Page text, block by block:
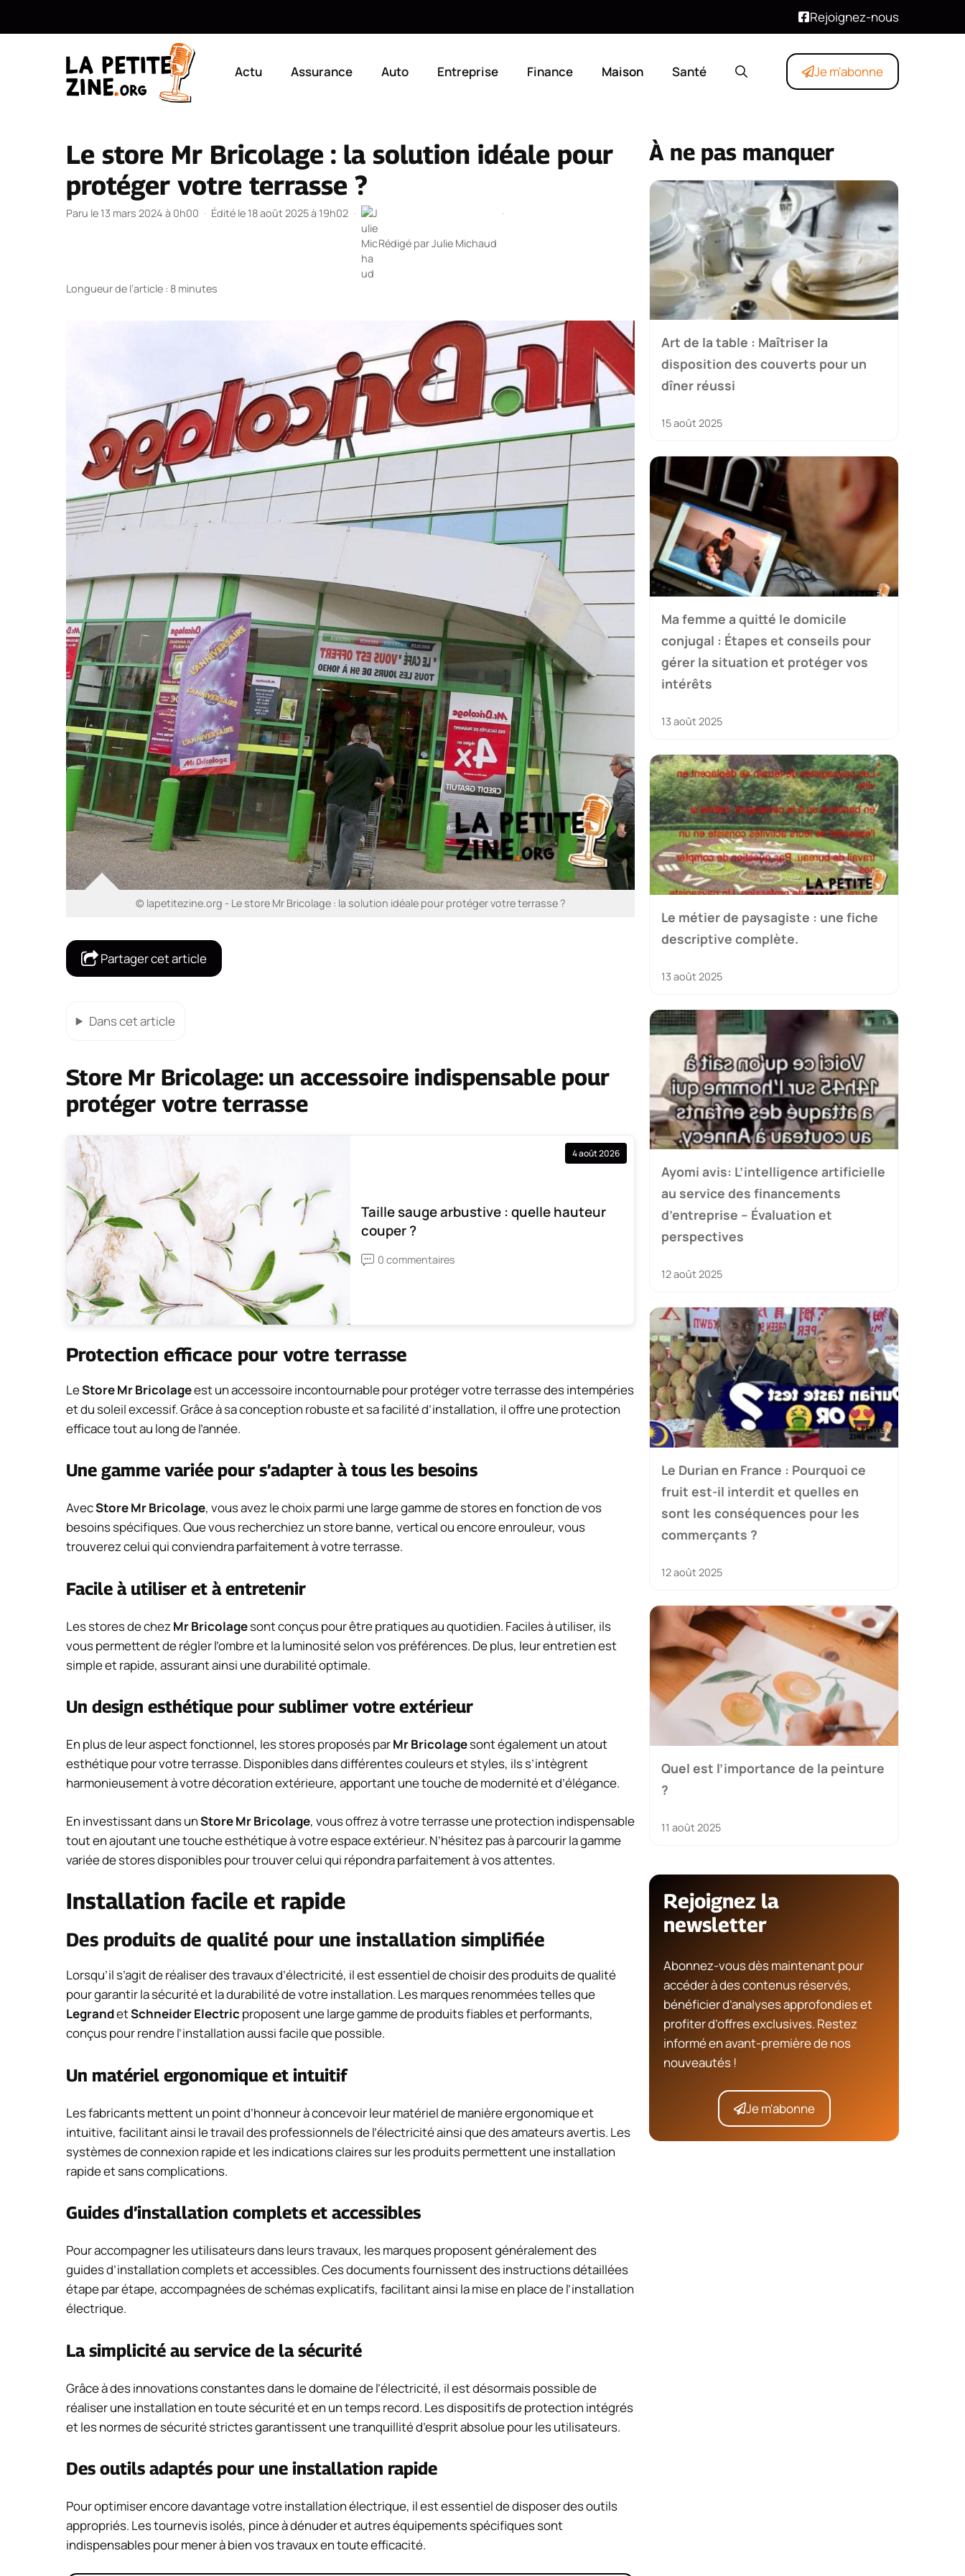
Rejoignez-nous
Actu Assurance Auto Entreprise Finance Maison Santé Je m'abonne
Le store Mr Bricolage : la solution idéale pour
protéger votre terrasse ?
Paru le 13 mars 2024 à 0h00 · Édité le 18 août 2025 à 19h02 ·
Rédigé parJulie Michaud
·
Longueur de l’article : 8 minutes
© lapetitezine.org - Le store Mr Bricolage : la solution idéale pour protéger votre terrasse ?
Partager cet article
Dans cet article
Store Mr Bricolage: un accessoire indispensable pour
protéger votre terrasse
4 août 2026
Taille sauge arbustive : quelle hauteur
couper ?
0 commentaires
Protection efficace pour votre terrasse
LeStore Mr Bricolageest un accessoire incontournable pour protéger votre terrasse des intempéries
et du soleil excessif. Grâce à sa conception robuste et sa facilité d’installation, il offre une protection
efficace tout au long de l’année.
Une gamme variée pour s’adapter à tous les besoins
AvecStore Mr Bricolage, vous avez le choix parmi une large gamme de stores en fonction de vos
besoins spécifiques. Que vous recherchiez un store banne, vertical ou encore enrouleur, vous
trouverez celui qui conviendra parfaitement à votre terrasse.
Facile à utiliser et à entretenir
Les stores de chezMr Bricolagesont conçus pour être pratiques au quotidien. Faciles à utiliser, ils
vous permettent de régler l’ombre et la luminosité selon vos préférences. De plus, leur entretien est
simple et rapide, assurant ainsi une durabilité optimale.
Un design esthétique pour sublimer votre extérieur
En plus de leur aspect fonctionnel, les stores proposés parMr Bricolagesont également un atout
esthétique pour votre terrasse. Disponibles dans différentes couleurs et styles, ils s’intègrent
harmonieusement à votre décoration extérieure, apportant une touche de modernité et d’élégance.
En investissant dans unStore Mr Bricolage, vous offrez à votre terrasse une protection indispensable
tout en ajoutant une touche esthétique à votre espace extérieur. N’hésitez pas à parcourir la gamme
variée de stores disponibles pour trouver celui qui répondra parfaitement à vos attentes.
Installation facile et rapide
Des produits de qualité pour une installation simplifiée
Lorsqu’il s’agit de réaliser des travaux d’électricité, il est essentiel de choisir des produits de qualité
pour garantir la sécurité et la durabilité de votre installation. Les marques renommées telles que
LegrandetSchneider Electric proposent une large gamme de produits fiables et performants,
conçus pour rendre l’installation aussi facile que possible.
Un matériel ergonomique et intuitif
Les fabricants mettent un point d’honneur à concevoir leur matériel de manière ergonomique et
intuitive, facilitant ainsi le travail des professionnels de l’électricité ainsi que des amateurs avertis. Les
systèmes de connexion rapide et les indications claires sur les produits permettent une installation
rapide et sans complications.
Guides d’installation complets et accessibles
Pour accompagner les utilisateurs dans leurs travaux, les marques proposent généralement des
guides d’installation complets et accessibles. Ces documents fournissent des instructions détaillées
étape par étape, accompagnées de schémas explicatifs, facilitant ainsi la mise en place de l’installation
électrique.
La simplicité au service de la sécurité
Grâce à des innovations constantes dans le domaine de l’électricité, il est désormais possible de
réaliser une installation en toute sécurité et en un temps record. Les dispositifs de protection intégrés
et les normes de sécurité strictes garantissent une tranquillité d’esprit absolue pour les utilisateurs.
Des outils adaptés pour une installation rapide
Pour optimiser encore davantage votre installation électrique, il est essentiel de disposer des outils
appropriés. Les tournevis isolés, pince à dénuder et autres équipements spécifiques sont
indispensables pour mener à bien vos travaux en toute efficacité.
À ne pas manquer
Art de la table : Maîtriser la
disposition des couverts pour un
dîner réussi
15 août 2025
Ma femme a quitté le domicile
conjugal : Étapes et conseils pour
gérer la situation et protéger vos
intérêts
13 août 2025
Le métier de paysagiste : une fiche
descriptive complète.
13 août 2025
Ayomi avis: L’intelligence artificielle
au service des financements
d’entreprise – Évaluation et
perspectives
12 août 2025
Le Durian en France : Pourquoi ce
fruit est-il interdit et quelles en
sont les conséquences pour les
commerçants ?
12 août 2025
Quel est l’importance de la peinture
?
11 août 2025
Rejoignez la
newsletter
Abonnez-vous dès maintenant pour
accéder à des contenus réservés,
bénéficier d’analyses approfondies et
profiter d’offres exclusives. Restez
informé en avant-première de nos
nouveautés !
Je m'abonne